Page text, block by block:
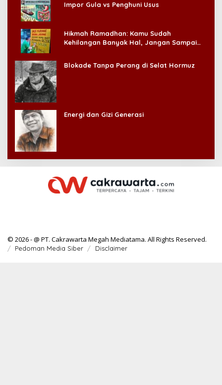
Impor Gula vs Penghuni Usus
Hikmah Ramadhan: Kamu Sudah
Kehilangan Banyak Hal, Jangan Sampai
Blokade Tanpa Perang di Selat Hormuz
Energi dan Gizi Generasi
© 2026 - @ PT. Cakrawarta Megah Mediatama. All Rights Reserved.
Pedoman Media Siber Disclaimer